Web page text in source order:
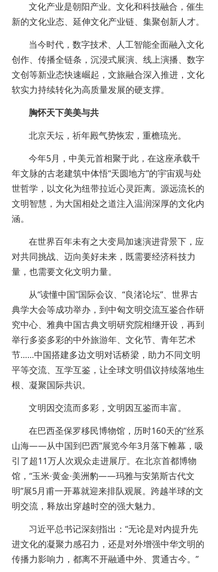
文化产业是朝阳产业。文化和科技融合，催生
新的文化业态、延伸文化产业链、集聚创新人才。
当今时代，数字技术、人工智能全面融入文化
创作、传播全链条，沉浸式展演、线上演播、数字
文创等新业态快速崛起，文旅融合深入推进，文化
软实力持续转化为高质量发展的硬支撑。
胸怀天下美美与共
北京天坛，祈年殿气势恢宏，重檐琉光。
今年5月，中美元首相聚于此，在这座承载千
年文脉的古老建筑中体悟“天圆地方”的宇宙观与处
世哲学，以文化为纽带拉近心灵距离。源远流长的
文明智慧，为大国相处之道注入温润深厚的文化内
涵。
在世界百年未有之大变局加速演进背景下，应
对共同挑战、迈向美好未来，既需要经济科技力
量，也需要文化文明力量。
从“读懂中国”国际会议、“良渚论坛”、世界古
典学大会等成功举办，到中匈文明交流互鉴合作研
究中心、雅典中国古典文明研究院相继开设，再到
举行多姿多彩的中外旅游年、文化节、青年艺术
节……中国搭建多边文明对话桥梁，助力不同文明
平等交流、互学互鉴，让全球文明倡议持续落地生
根、凝聚国际共识。
文明因交流而多彩，文明因互鉴而丰富。
在巴西圣保罗移民博物馆，历时160天的“丝系
山海——从中国到巴西”展览今年3月落下帷幕，吸
引了超11万人次观众走进展厅。在北京首都博物
馆，“玉米·黄金·美洲豹——玛雅与安第斯古代文
明”展5月甫一开幕就迎来排队观展。跨越半球的文
明交流，释放出穿越时空的强大魅力。
习近平总书记深刻指出：“无论是对内提升先
进文化的凝聚力感召力，还是对外增强中华文明的
传播力影响力，都离不开融通中外、贯通古今。”